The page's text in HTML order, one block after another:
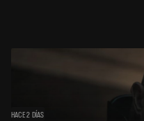
HACE 2 DÍAS